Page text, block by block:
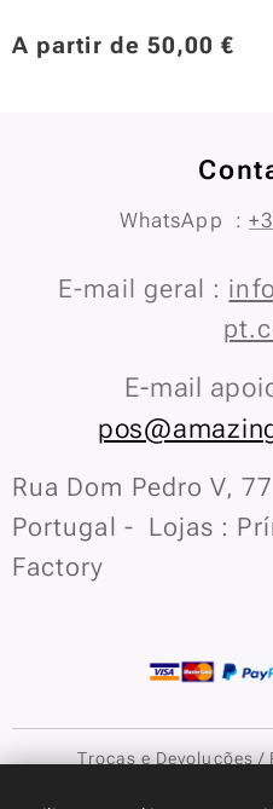
A partir de 50,00 €
WhatsApp :
E-mail geral :
E-mail
Rua Dom Pedro V,
Portugal - Lojas :
Factory
Trocas e Devoluções /